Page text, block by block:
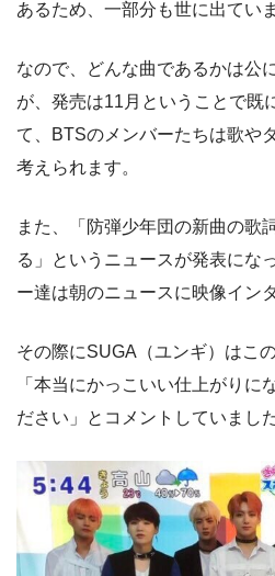
あるため、一部分も世に出てい
なので、どんな曲であるかは公
が、発売は11月ということで既
て、BTSのメンバーたちは歌や
考えられます。
また、「防弾少年団の新曲の歌
る」というニュースが発表にな
ー達は朝のニュースに映像イン
その際にSUGA（ユンギ）はこ
「本当にかっこいい仕上がりに
ださい」とコメントしていました